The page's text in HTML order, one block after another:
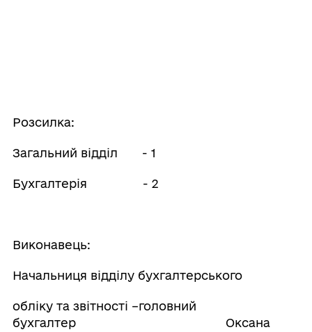
Розсилка:
Загальний відділ - 1
Бухгалтерія - 2
Виконавець:
Начальниця відділу бухгалтерського
обліку та звітності –головний
бухгалтер Оксана